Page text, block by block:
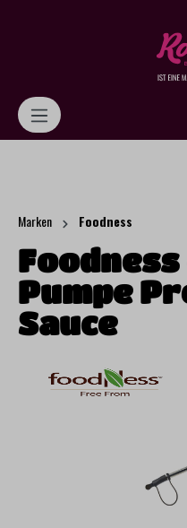
Marken Foodness
Pumpe
Sauce